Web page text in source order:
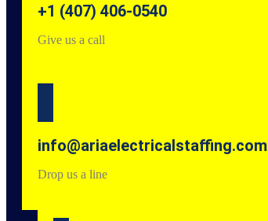
+1 (407) 406-0540
Give us a call
info@ariaelectricalstaffing.com
Drop us a line